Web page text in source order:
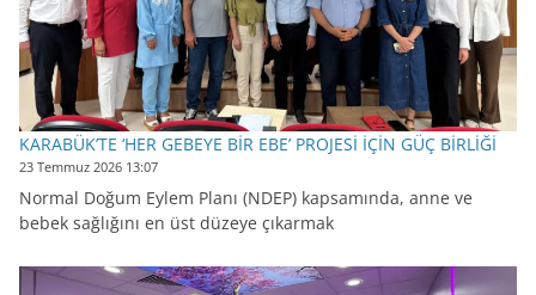
KARABÜK’TE ‘HER GEBEYE BİR EBE’ PROJESİ İÇİN GÜÇ BİRLİĞİ
23 Temmuz 2026 13:07
Normal Doğum Eylem Planı (NDEP) kapsamında, anne ve
bebek sağlığını en üst düzeye çıkarmak